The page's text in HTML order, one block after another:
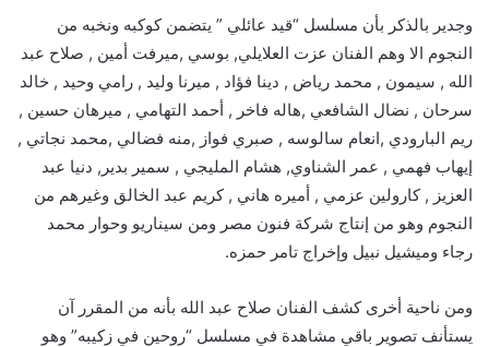
وجدير بالذكر بأن مسلسل “قيد عائلي ” يتضمن كوكبه ونخبه من
النجوم الا وهم الفنان عزت العلايلي, بوسي ,ميرفت أمين , صلاح عبد
الله , سيمون , محمد رياض , دينا فؤاد , ميرنا وليد , رامي وحيد , خالد
سرحان , نضال الشافعي ,هاله فاخر , أحمد التهامي , ميرهان حسين ,
ريم البارودي ,انعام سالوسه , صبري فواز ,منه فضالي ,محمد نجاتي ,
إيهاب فهمي , عمر الشناوي, هشام المليجي , سمير بدير, دنيا عبد
العزيز , كارولين عزمي , أميره هاني , كريم عبد الخالق وغيرهم من
النجوم وهو من إنتاج شركة فنون مصر ومن سيناريو وحوار محمد
رجاء وميشيل نبيل وإخراج تامر حمزه.
ومن ناحية أخرى كشف الفنان صلاح عبد الله بأنه من المقرر آن
يستأنف تصوير باقي مشاهدة في مسلسل “روحين في زكيبه” وهو